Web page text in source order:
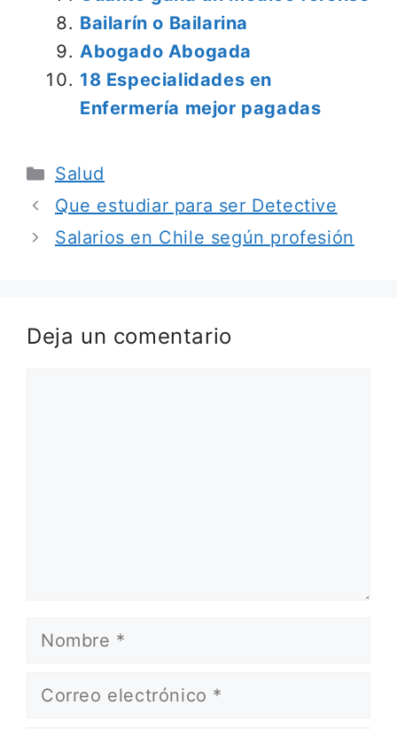
Bailarín o Bailarina
Abogado Abogada
18 Especialidades en
Enfermería mejor pagadas
Categorías
Salud
Que estudiar para ser Detective
Salarios en Chile según profesión
Deja un comentario
Nombre
Correo